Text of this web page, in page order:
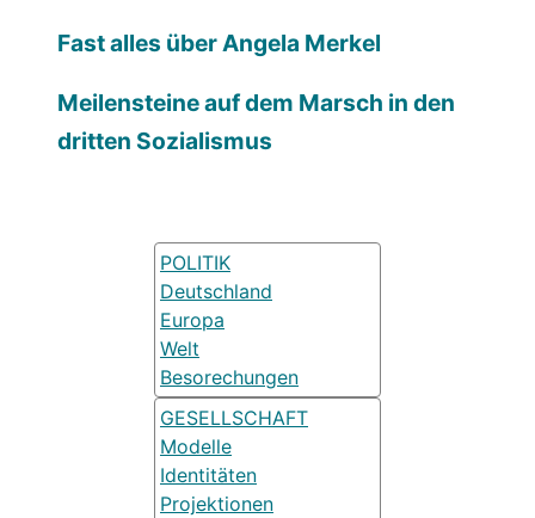
Fast alles über Angela Merkel
Meilensteine auf dem Marsch in den
dritten Sozialismus
POLITIK
Deutschland
Europa
Welt
Besorechungen
GESELLSCHAFT
Modelle
Identitäten
Projektionen